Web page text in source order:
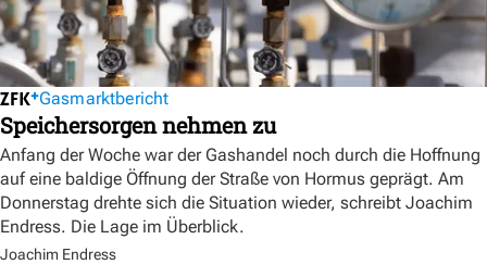
Gasmarktbericht
Speichersorgen nehmen zu
Anfang der Woche war der Gashandel noch durch die Hoffnung
auf eine baldige Öffnung der Straße von Hormus geprägt. Am
Donnerstag drehte sich die Situation wieder, schreibt Joachim
Endress. Die Lage im Überblick.
Joachim Endress